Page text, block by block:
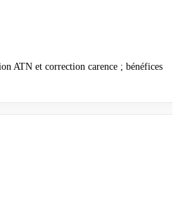
ATN et correction carence ; bénéfices